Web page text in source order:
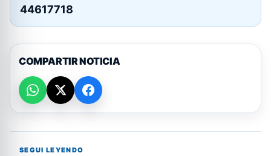
44617718
COMPARTIR NOTICIA
SEGUI LEYENDO